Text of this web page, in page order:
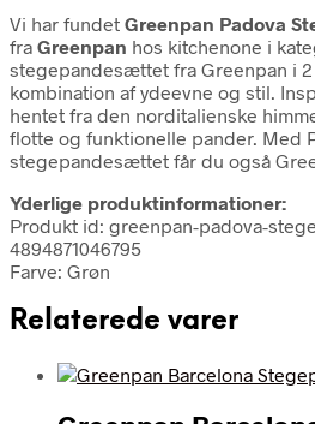
Vi har fundet Greenpan Padova
fra Greenpan hos kitchenone i
stegepandesættet fra Greenpan i
kombination af ydeevne og stil.
hentet fra den norditalienske
flotte og funktionelle pander. Med
stegepandesættet får du også
Yderlige produktinformationer:
Produkt id: greenpan-padova-
4894871046795
Farve: Grøn
Relaterede varer